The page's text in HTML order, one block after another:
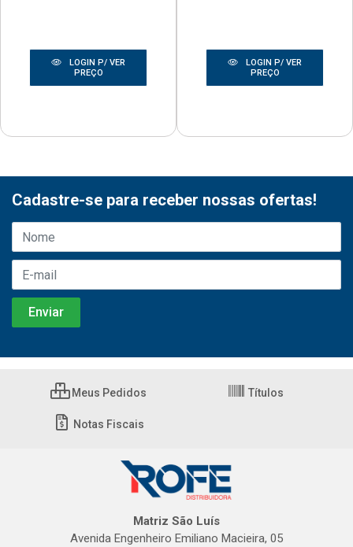
LOGIN P/ VER
PREÇO
LOGIN P/ VER
PREÇO
Cadastre-se para receber nossas ofertas!
Meus Pedidos Títulos
Notas Fiscais
Matriz São Luís
Avenida Engenheiro Emiliano Macieira, 05